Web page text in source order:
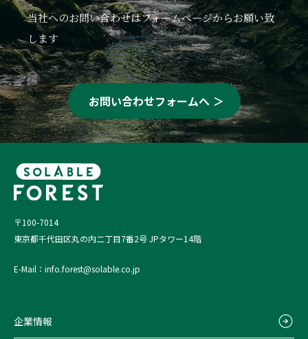
当社へのお問い合わせはフォームページからお願い致
します
お問い合わせフォームへ
〒100-7014
東京都千代田区丸の内二丁目7番2号 JPタワー14階
E-Mail：info.forest@solable.co.jp
企業情報